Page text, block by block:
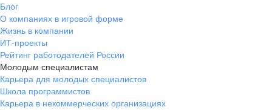
Блог
О компаниях в игровой форме
Жизнь в компании
ИТ-проекты
Рейтинг работодателей России
Молодым специалистам
Карьера для молодых специалистов
Школа программистов
Карьера в некоммерческих организациях